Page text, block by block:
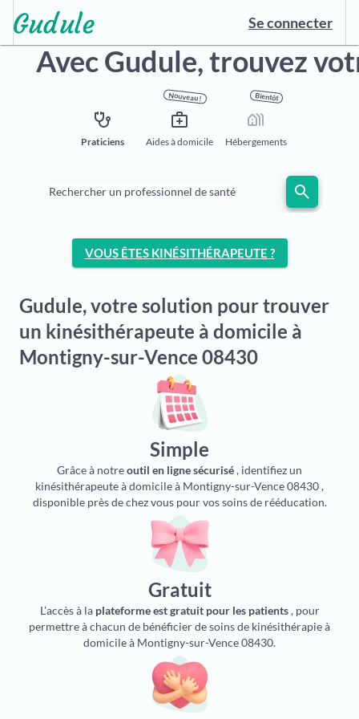
Se connecter
Avec Gudule,trouvez
stethoscope
Praticiens
Nouveau !
medical_services
Aides à domicile
Bientôt
holiday_village
Hébergements
Rechercher un professionnel de santé search
VOUS ÊTES KINÉSITHÉRAPEUTE ?
Gudule, votre solution pour trouver
un kinésithérapeute à domicile à
Montigny-sur-Vence 08430
Simple
Grâce à notreoutil en ligne sécurisé, identifiez un
kinésithérapeute à domicile à Montigny-sur-Vence 08430 ,
disponible près de chez vous pour vos soins de rééducation.
Gratuit
L’accès à la plateforme est gratuit pour les patients, pour
permettre à chacun de bénéficier de soins de kinésithérapie à
domicile à Montigny-sur-Vence 08430.